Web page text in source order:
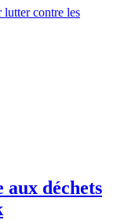
lutter contre les
aux déchets